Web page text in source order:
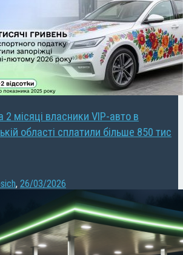
місяці власники VIP-авто в
області сплатили більше 850 тис
, 26/03/2026